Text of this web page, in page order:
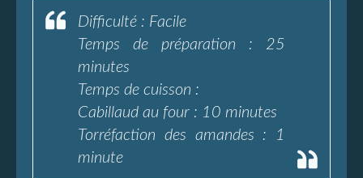
Difficulté : Facile
Temps de préparation : 25
minutes
Temps de cuisson :
Cabillaud au four : 10 minutes
Torréfaction des amandes : 1
minute